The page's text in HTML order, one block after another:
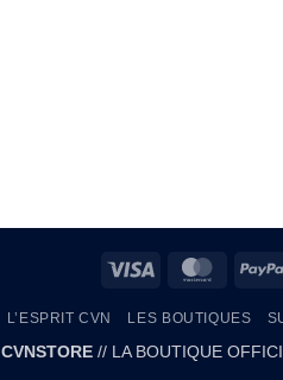
Visa
L’ESPRIT CVN LES BOUTIQUES
CVNSTORE// LA BOUTIQUE